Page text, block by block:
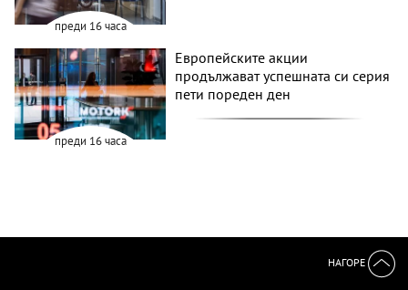
преди 16 часа
преди 16 часа
Европейските акции
продължават успешната си серия
пети пореден ден
НАГОРЕ